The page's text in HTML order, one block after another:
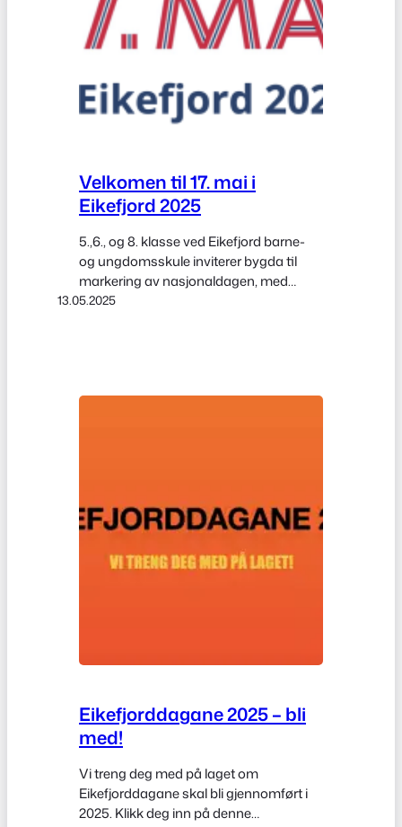
Velkomen til 17. mai i
Eikefjord 2025
5.,6., og 8. klasse ved Eikefjord barne-
og ungdomsskule inviterer bygda til
markering av nasjonaldagen, med
særskilt gode utsikter for eit strålande
13.05.2025
Eikefjorddagane 2025 – bli
med!
Vi treng deg med på laget om
Eikefjorddagane skal bli gjennomført i
2025. Klikk deg inn på denne